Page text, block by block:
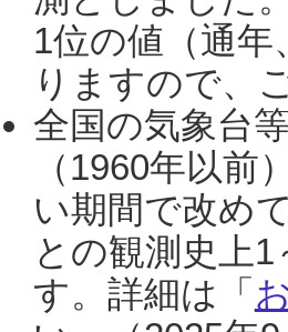
1位の値（通
りますので、
全国の気象台
（1960年以
い期間で改め
との観測史上
す。詳細は「